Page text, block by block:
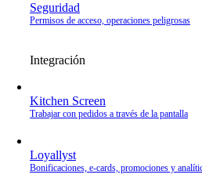
Seguridad
Permisos de acceso, operaciones peligrosas
Integración
Kitchen Screen
Trabajar con pedidos a través de la pantalla
Loyallyst
Bonificaciones, e‑cards, promociones y